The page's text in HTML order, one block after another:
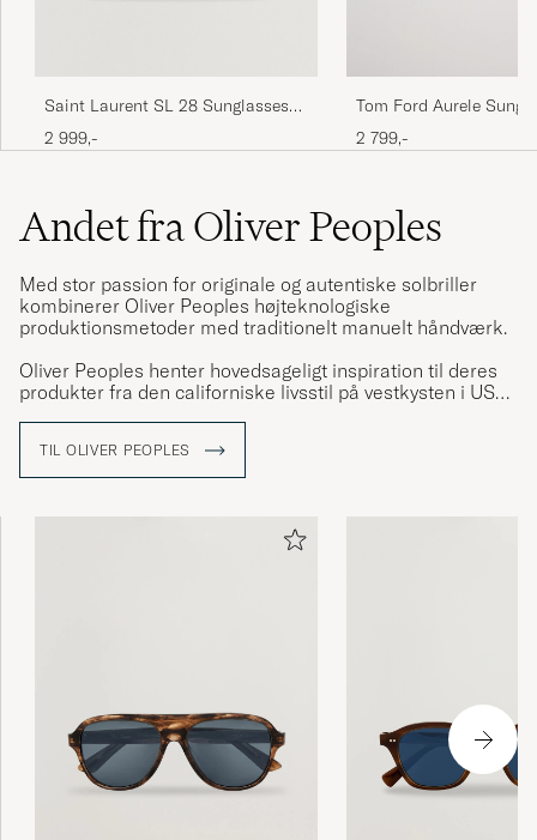
Saint Laurent SL 28 Sunglasses
Black
2 999,-
Tom Ford Aurele
Beige/Blue
2 799,-
Andet fra Oliver Peoples
Med stor passion for originale og autentiske solbriller
kombinerer Oliver Peoples højteknologiske
produktionsmetoder med traditionelt manuelt håndværk.
Oliver Peoples henter hovedsageligt inspiration til deres
produkter fra den californiske livsstil på vestkysten i USA.
blev grundlagt i 1987. Det som dengang startede som en
lille butik der solgte håndlavede vintageinspirerede
anerkendt varemærke som mange inden for solbrille-
TIL OLIVER PEOPLES